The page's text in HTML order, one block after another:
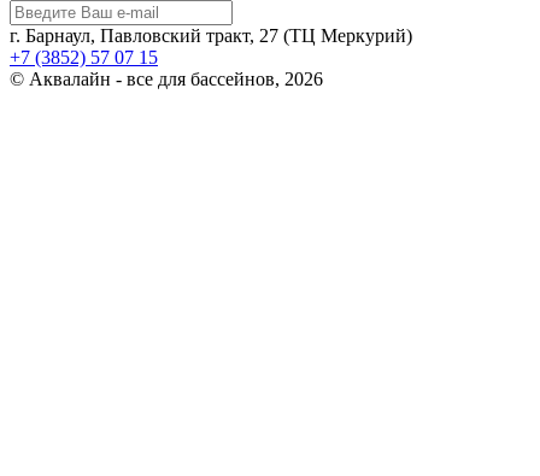
г. Барнаул, Павловский тракт, 27 (ТЦ Меркурий)
+7 (3852) 57 07 15
© Аквалайн - все для бассейнов, 2026